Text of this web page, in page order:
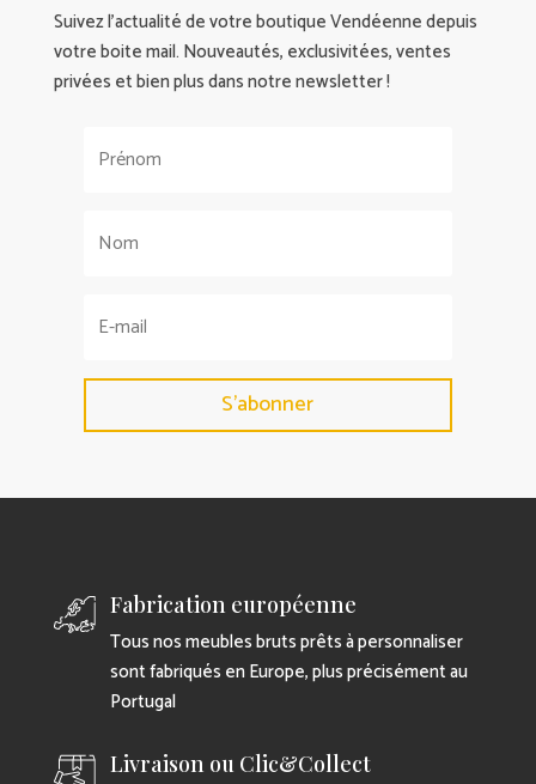
Suivez l’actualité de votre boutique Vendéenne depuis
votre boite mail. Nouveautés, exclusivitées, ventes
privées et bien plus dans notre newsletter !
S'abonner
Fabrication européenne
Tous nos meubles bruts prêts à personnaliser
sont fabriqués en Europe, plus précisément au
Portugal
Livraison ou Clic&Collect